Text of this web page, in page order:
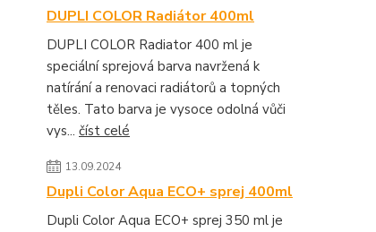
DUPLI COLOR Radiátor 400ml
DUPLI COLOR Radiator 400 ml je
speciální sprejová barva navržená k
natírání a renovaci radiátorů a topných
těles. Tato barva je vysoce odolná vůči
vys... číst celé
13.09.2024
Dupli Color Aqua ECO+ sprej 400ml
Dupli Color Aqua ECO+ sprej 350 ml je